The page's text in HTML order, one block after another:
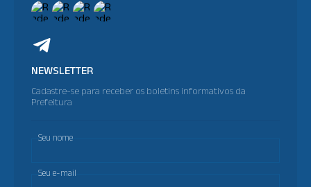
NEWSLETTER
Cadastre-se para receber os boletins informativos da
Prefeitura
Seu nome
Seu e-mail